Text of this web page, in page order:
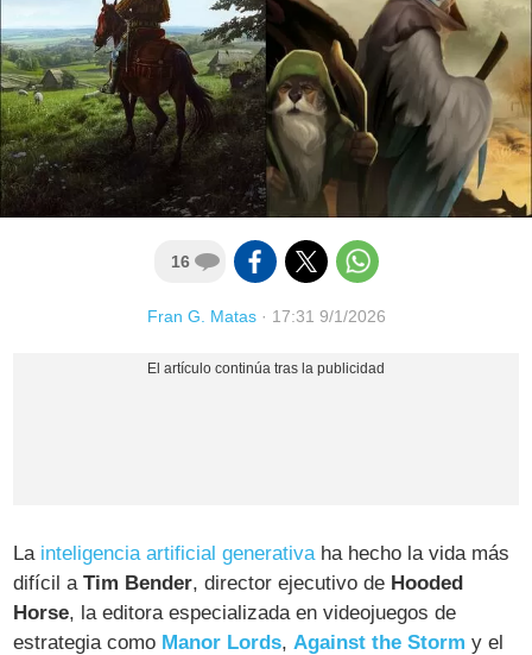
16
Fran G. Matas· 17:31 9/1/2026
La inteligencia artificial generativaha hecho la vida más
difícil aTim Bender, director ejecutivo de Hooded
Horse, la editora especializada en videojuegos de
estrategia como Manor Lords,Against the Storm y el